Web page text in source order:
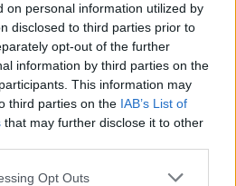
on personal information utilized by
disclosed to third parties prior to
opt-out of the further
information by third parties on the
This information may
third parties on the IAB’s List of
that may further disclose it to other
Opt Outs
para eventual saída de
quer saber qual a solução do